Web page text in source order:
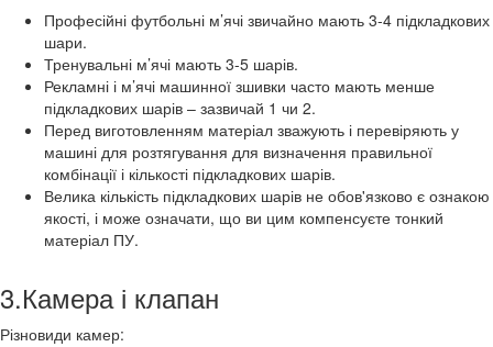
Професійні футбольні м’ячі звичайно мають 3-4 підкладкових
шари.
Тренувальні м’ячі мають 3-5 шарів.
Рекламні і м’ячі машинної зшивки часто мають менше
підкладкових шарів – зазвичай 1 чи 2.
Перед виготовленням матеріал зважують і перевіряють у
машині для розтягування для визначення правильної
комбінації і кількості підкладкових шарів.
Велика кількість підкладкових шарів не обов'язково є ознакою
якості, і може означати, що ви цим компенсуєте тонкий
матеріал ПУ.
3.Камера і клапан
Різновиди камер: